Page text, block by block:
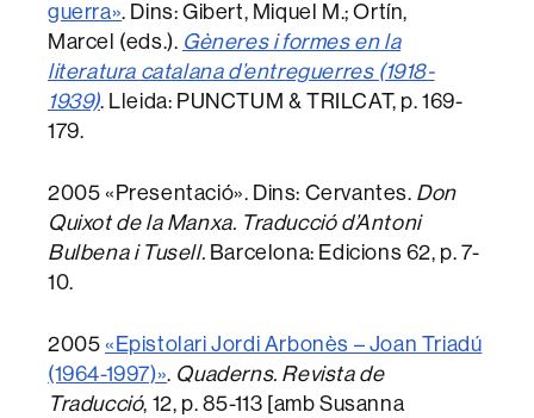
guerra». Dins: Gibert, Miquel M.; Ortín,
Marcel (eds.). Gèneres i formes en la
literatura catalana d’entreguerres (1918-
1939). Lleida: PUNCTUM & TRILCAT, p. 169-
179.
2005 «Presentació». Dins: Cervantes. Don
Quixot de la Manxa. Traducció d’Antoni
Bulbena i Tusell. Barcelona: Edicions 62, p. 7-
10.
2005 «Epistolari Jordi Arbonès – Joan Triadú
(1964-1997)». Quaderns. Revista de
Traducció, 12, p. 85-113 [amb Susanna